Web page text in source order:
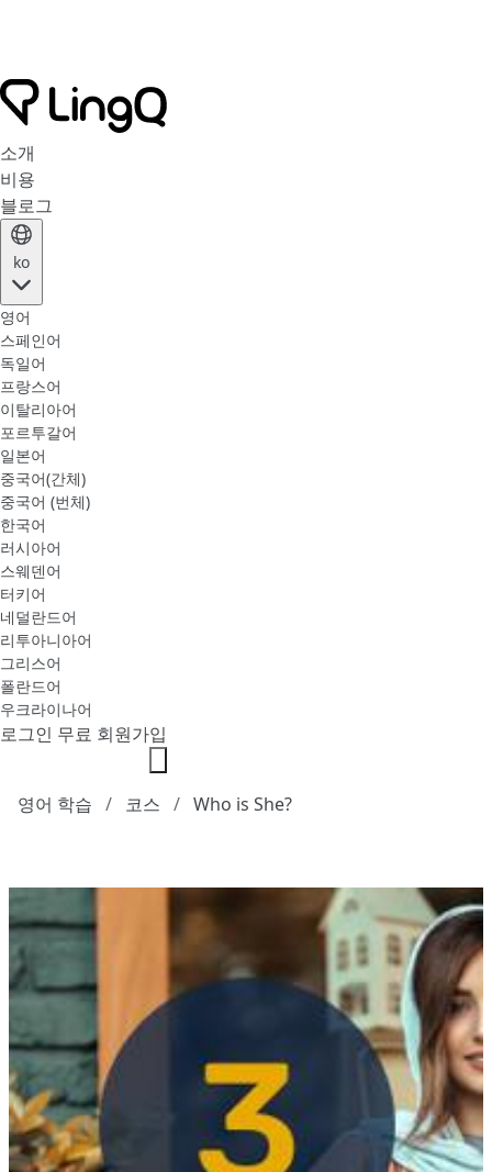
소개
비용
블로그
ko
영어
스페인어
독일어
프랑스어
이탈리아어
포르투갈어
일본어
중국어(간체)
중국어 (번체)
한국어
러시아어
스웨덴어
터키어
네덜란드어
리투아니아어
그리스어
폴란드어
우크라이나어
로그인 무료 회원가입
영어 학습 코스 Who is She?